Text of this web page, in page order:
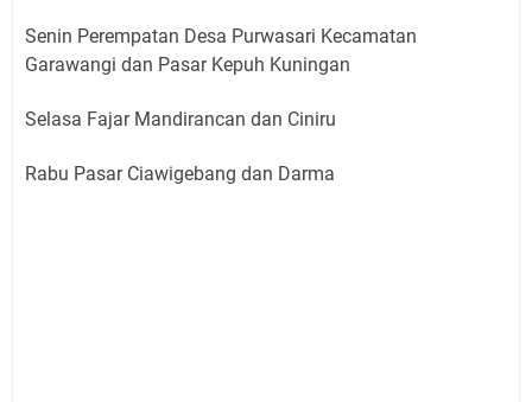
Senin Perempatan Desa Purwasari Kecamatan
Garawangi dan Pasar Kepuh Kuningan
Selasa Fajar Mandirancan dan Ciniru
Rabu Pasar Ciawigebang dan Darma